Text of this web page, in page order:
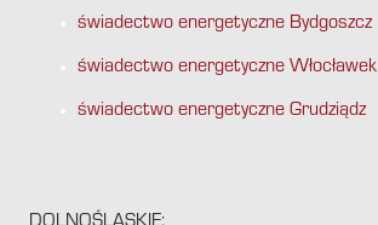
świadectwo energetyczne Bydgoszcz
świadectwo energetyczne Włocławek
świadectwo energetyczne Grudziądz